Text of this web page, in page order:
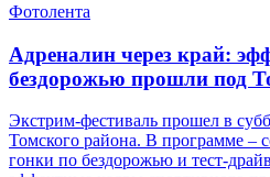
Фотолента
Адреналин через край:
бездорожью прошли под
Экстрим-фестиваль прошел в
Томского района. В программе –
гонки по бездорожью и тест-